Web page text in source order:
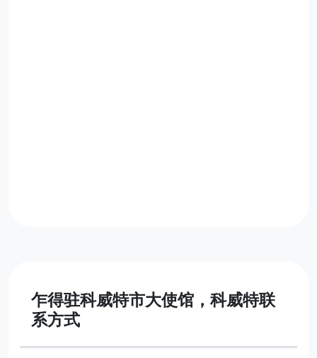
乍得驻科威特市大使馆，科威特联
系方式